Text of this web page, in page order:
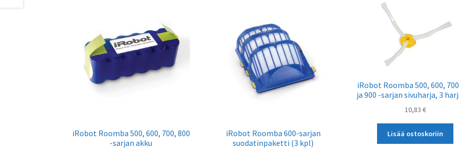
iRobot Roomba 500, 600, 700, 800
-sarjan akku
iRobot Roomba 600-sarjan
suodatinpaketti (3 kpl)
iRobot Roomba 500, 600,
ja 900 -sarjan sivuharja, 3
10,83 €
Lisää ostoskoriin